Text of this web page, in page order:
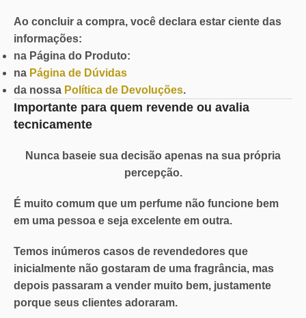
Ao concluir a compra, você declara estar ciente das
informações:
na Página do Produto:
na Página de Dúvidas
da nossa Política de Devoluções.
Importante para quem revende ou avalia
tecnicamente
Nunca baseie sua decisão apenas na sua própria
percepção.
É muito comum que um perfume não funcione bem
em uma pessoa e seja excelente em outra.
Temos inúmeros casos de revendedores que
inicialmente não gostaram de uma fragrância, mas
depois passaram a vender muito bem, justamente
porque seus clientes adoraram.